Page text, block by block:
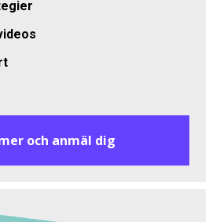
och anmäl dig